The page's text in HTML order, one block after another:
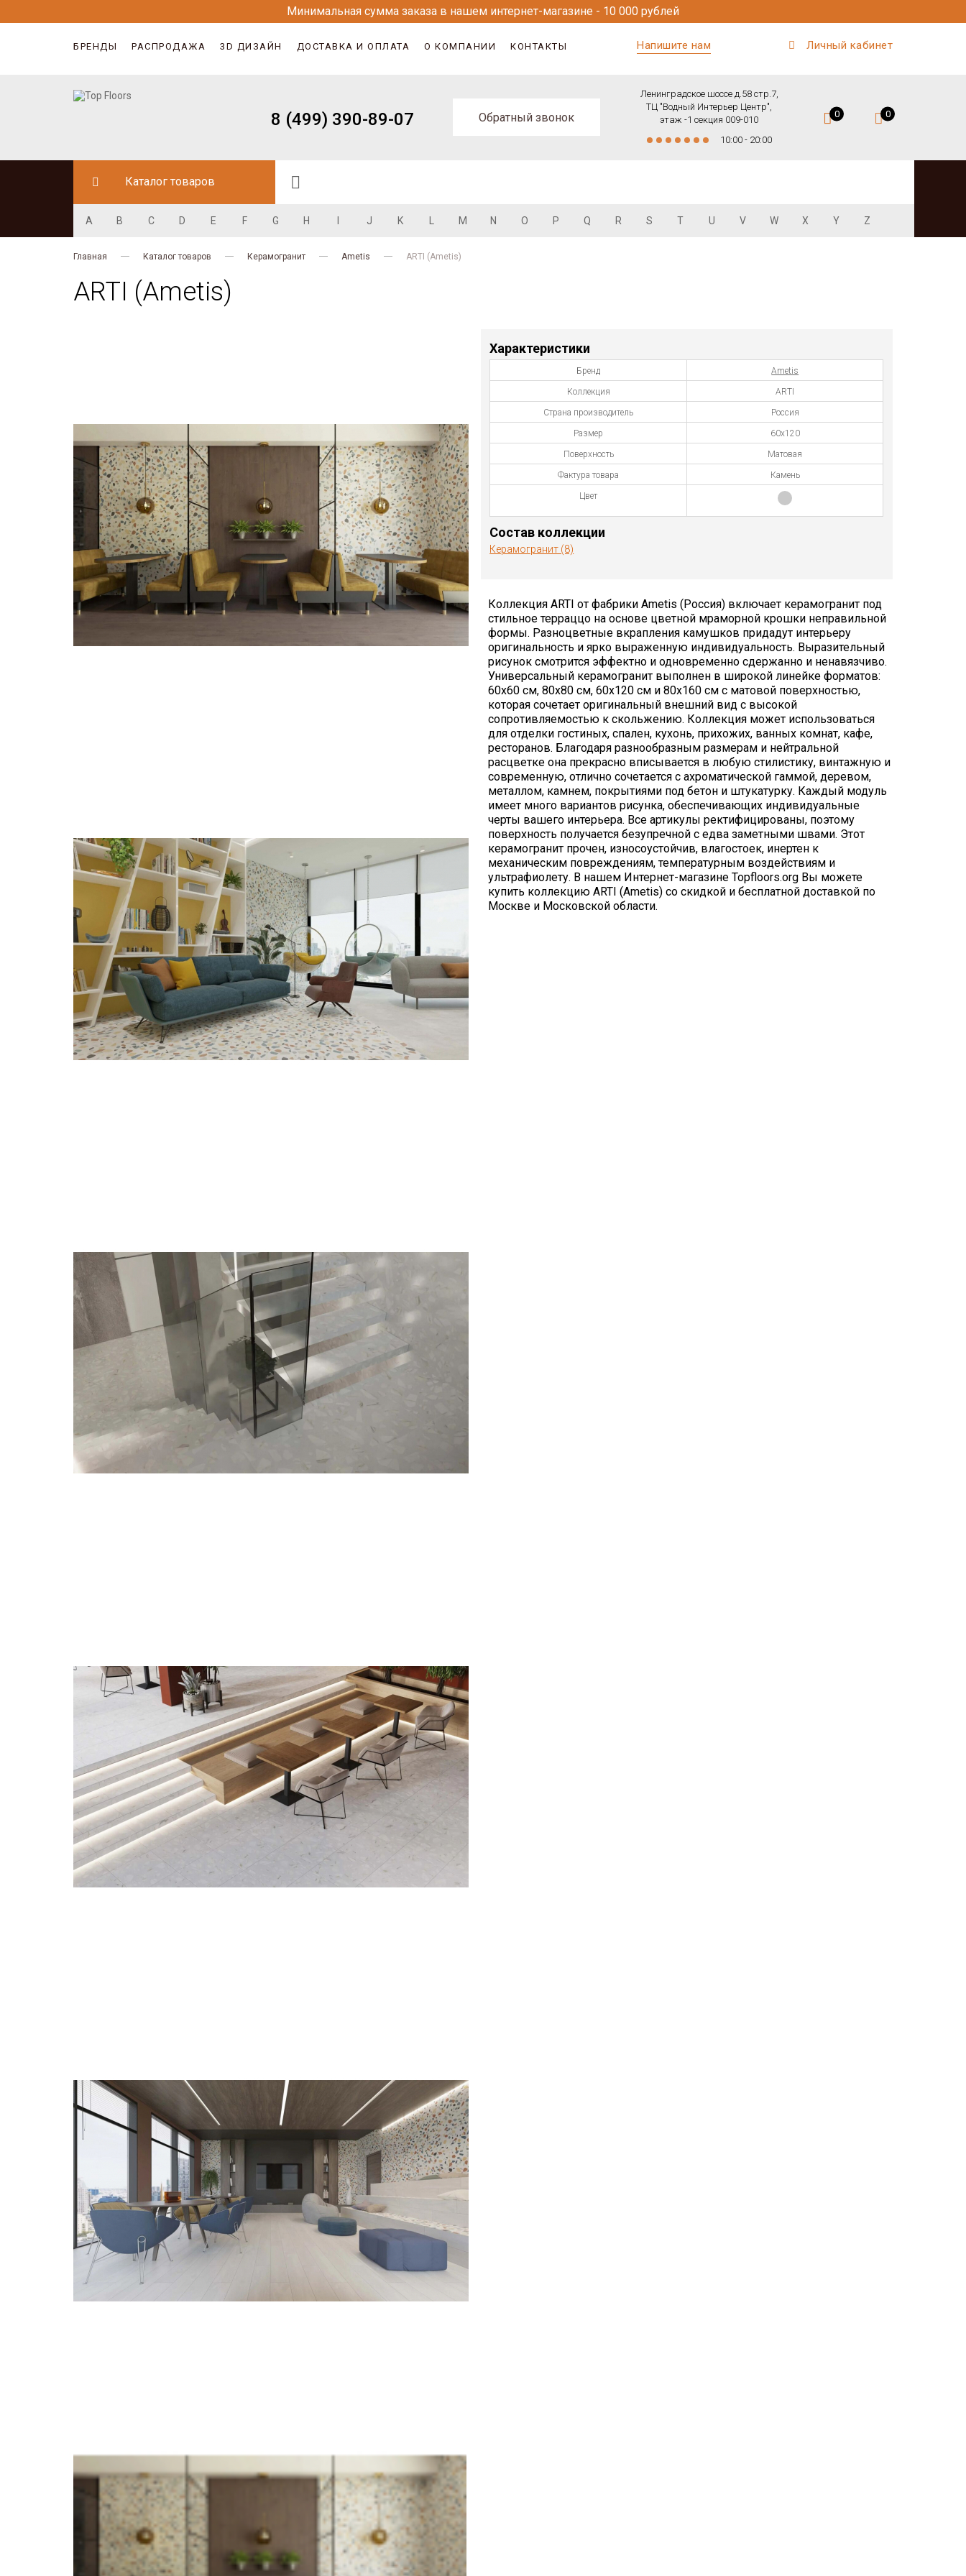
Минимальная сумма заказа в нашем интернет-магазине - 10 000 рублей
БРЕНДЫ РАСПРОДАЖА 3D ДИЗАЙН ДОСТАВКА И ОПЛАТА О КОМПАНИИ КОНТАКТЫ Напишите нам Личный кабинет
8 (499) 390-89-07 Обратный звонок
Ленинградское шоссе д.58 стр.7,
ТЦ "Водный Интерьер Центр",
этаж -1 секция 009-010
10:00 - 20:00
0 0
Каталог товаров
A B C D E F G H J K M N O P Q R S T U V W X Y Z
Главная Каталог товаров Керамогранит Ametis ARTI (Ametis)
ARTI (Ametis)
Характеристики
Бренд Ametis
Коллекция ARTI
Страна производитель Россия
Размер 60x120
Поверхность Матовая
Фактура товара Камень
Цвет
Состав коллекции
Керамогранит (8)
Коллекция ARTI от фабрики Ametis (Россия) включает керамогранит под
стильное терраццо на основе цветной мраморной крошки неправильной
формы. Разноцветные вкрапления камушков придадут интерьеру
оригинальность и ярко выраженную индивидуальность. Выразительный
рисунок смотрится эффектно и одновременно сдержанно и ненавязчиво.
Универсальный керамогранит выполнен в широкой линейке форматов:
60х60 см, 80х80 см, 60х120 см и 80х160 см с матовой поверхностью,
которая сочетает оригинальный внешний вид с высокой
сопротивляемостью к скольжению. Коллекция может использоваться
для отделки гостиных, спален, кухонь, прихожих, ванных комнат, кафе,
ресторанов. Благодаря разнообразным размерам и нейтральной
расцветке она прекрасно вписывается в любую стилистику, винтажную и
современную, отлично сочетается с ахроматической гаммой, деревом,
металлом, камнем, покрытиями под бетон и штукатурку. Каждый модуль
имеет много вариантов рисунка, обеспечивающих индивидуальные
черты вашего интерьера. Все артикулы ректифицированы, поэтому
поверхность получается безупречной с едва заметными швами. Этот
керамогранит прочен, износоустойчив, влагостоек, инертен к
механическим повреждениям, температурным воздействиям и
ультрафиолету. В нашем Интернет-магазине Topfloors.org Вы можете
купить коллекцию ARTI (Ametis) со скидкой и бесплатной доставкой по
Москве и Московской области.